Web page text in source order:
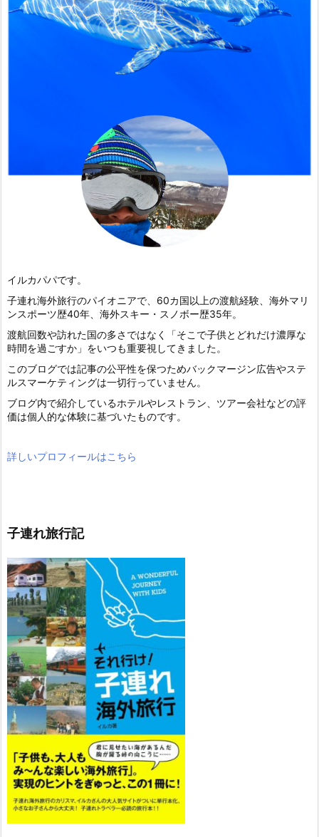
イルカパパです。
子連れ海外旅行のパイオニアで、60カ国以上の渡航経験、海外マリ
ンスポーツ歴40年、海外スキー・スノボー歴35年。
渡航回数や訪れた国の多さではなく「そこで子供とどれだけ濃厚な
時間を過ごすか」をいつも重要視してきました。
このブログでは記事の公平性を保つためバックマージン広告やステ
ルスマーケティングは一切行っていません。
ブログ内で紹介しているホテルやレストラン、ツアー会社などの評
価は個人的な体験に基づいたものです。
詳しいプロフィールはこちら
子連れ旅行記